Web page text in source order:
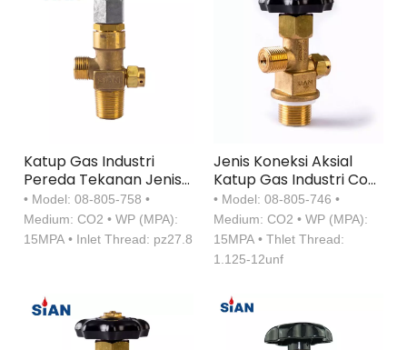
Katup Gas Industri
Pereda Tekanan Jenis
Koneksi Aksial
• Model: 08-805-758 •
Medium: CO2 • WP (MPA):
15MPA • Inlet Thread: pz27.8
Jenis Koneksi Aksial
Katup Gas Industri Co2
Terkompresi
• Model: 08-805-746 •
Medium: CO2 • WP (MPA):
15MPA • Thlet Thread:
1.125-12unf